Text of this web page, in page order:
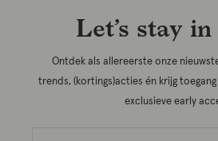
Let’s stay
Ontdek als allereerste onze
trends, (kortings)acties én krijg
exclusieve early